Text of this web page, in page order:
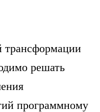
решать
программному